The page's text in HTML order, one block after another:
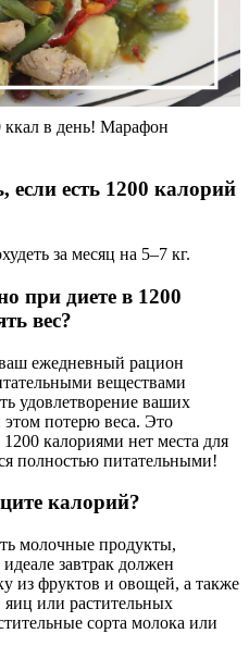
в день! Марафон
есть 1200 калорий
за месяц на 5–7 кг.
при диете в 1200
вес?
ежедневный рацион
веществами
удовлетворение ваших
потерю веса. Это
калориями нет места для
полностью питательными!
калорий?
молочные продукты,
завтрак должен
из фруктов и овощей, а также
или растительных
сорта молока или